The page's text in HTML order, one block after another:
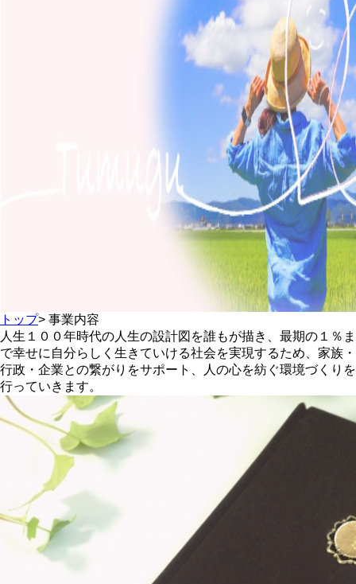
トップ> 事業内容
人生１００年時代の人生の設計図を誰もが描き、最期の１％ま
で幸せに自分らしく生きていける社会を実現するため、家族・
行政・企業との繋がりをサポート、人の心を紡ぐ環境づくりを
行っていきます。